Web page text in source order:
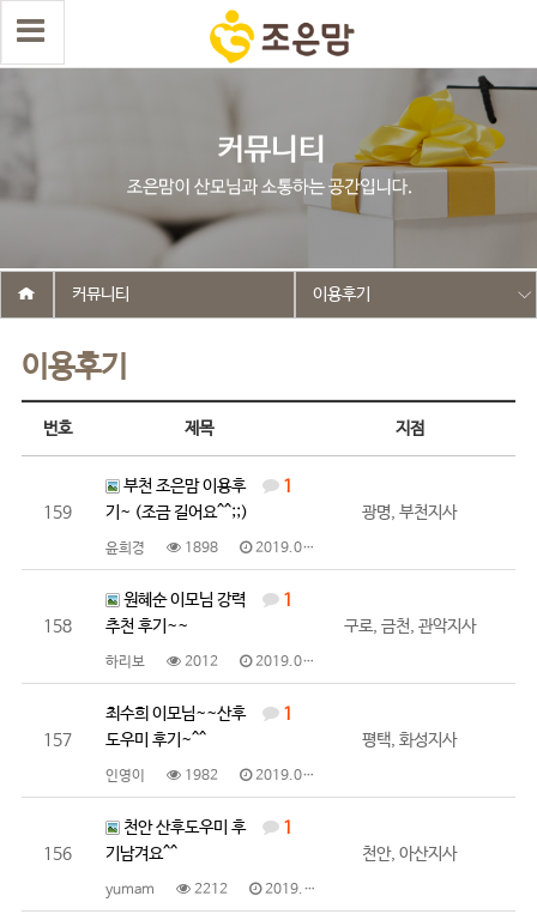
이용후기
커뮤니티 이용후기
번호 제목 지점
159
1
부천 조은맘 이용후
기~ (조금 길어요^^;;)
윤희경 1898 2019.05.02
광명, 부천지사
158
1
원혜순 이모님 강력
추천 후기~~
하리보 2012 2019.05.02
구로, 금천, 관악지사
157
1
최수희 이모님~~산후
도우미 후기~^^
인영이 1982 2019.04.26
평택, 화성지사
156
1
천안 산후도우미 후
기남겨요^^
yumam 2212 2019.04.26
천안, 아산지사